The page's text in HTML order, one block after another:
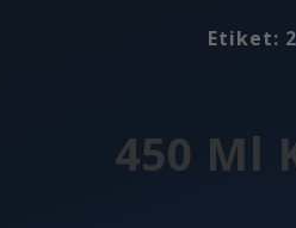
Etiket:
450 Ml